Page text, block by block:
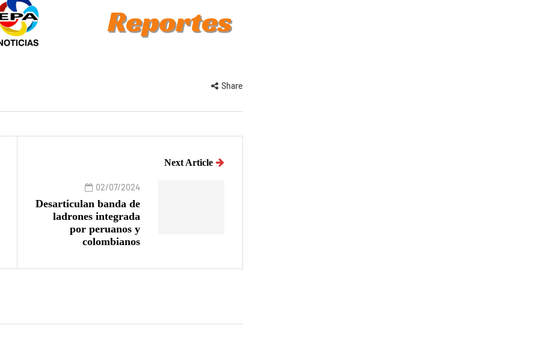
Share
Next Article
02/07/2024
Desarticulan banda de
ladrones integrada
por peruanos y
colombianos